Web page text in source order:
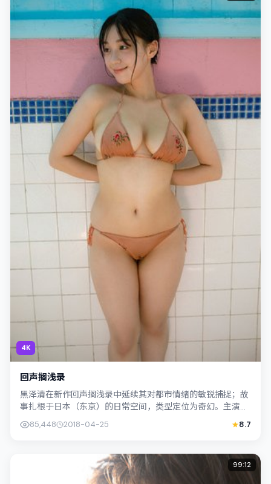
4K
回声搁浅录
黑泽清在新作回声搁浅录中延续其对都市情绪的敏锐捕捉；故
事扎根于日本（东京）的日常空间，类型定位为奇幻。主演染
谷将太、裴斗娜以克制表演撑起情感内核...
85,448 2018-04-25 8.7
99:12